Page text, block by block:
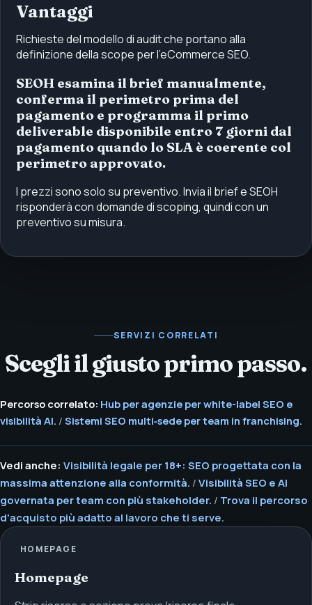
Vantaggi
Richieste del modello di audit che portano alla
definizione della scope per l'eCommerce SEO.
SEOH esamina il brief manualmente,
conferma il perimetro prima del
pagamento e programma il primo
deliverable disponibile entro 7 giorni dal
pagamento quando lo SLA è coerente col
perimetro approvato.
I prezzi sono solo su preventivo. Invia il brief e SEOH
risponderà con domande di scoping, quindi con un
preventivo su misura.
SERVIZI CORRELATI
Scegli il giusto primo passo.
Percorso correlato: Hub per agenzie per white-label SEO e
visibilità AI. / Sistemi SEO multi‑sede per team in franchising.
Vedi anche: Visibilità legale per 18+: SEO progettata con la
massima attenzione alla conformità. / Visibilità SEO e AI
governata per team con più stakeholder. / Trova il percorso
d'acquisto più adatto al lavoro che ti serve.
HOMEPAGE
Homepage